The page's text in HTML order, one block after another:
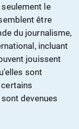
le
être
du journalisme,
incluant
jouissent
sont
devenues